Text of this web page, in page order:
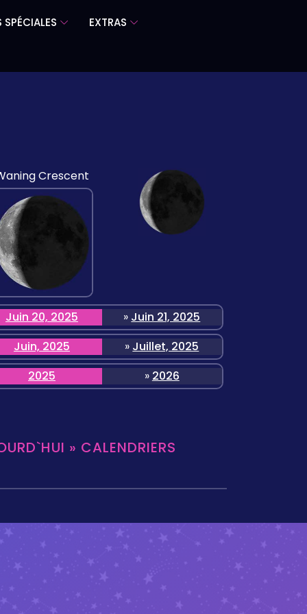
SPÉCIALES EXTRAS
Crescent
Juin 20, 2025 » Juin 21, 2025
Juin, 2025
» Juillet, 2025
2025
» 2026
» CALENDRIERS